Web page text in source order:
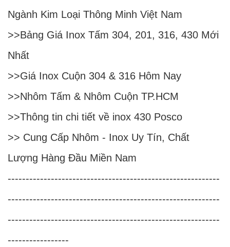
Ngành Kim Loại Thông Minh Việt Nam
>>Bảng Giá Inox Tấm 304, 201, 316, 430 Mới
Nhất
>>Giá Inox Cuộn 304 & 316 Hôm Nay
>>Nhôm Tấm & Nhôm Cuộn TP.HCM
>>Thông tin chi tiết về inox 430 Posco
>> Cung Cấp Nhôm - Inox Uy Tín, Chất
Lượng Hàng Đầu Miền Nam
-----------------------------------------------------------
-----------------------------------------------------------
-----------------------------------------------------------
-----------------